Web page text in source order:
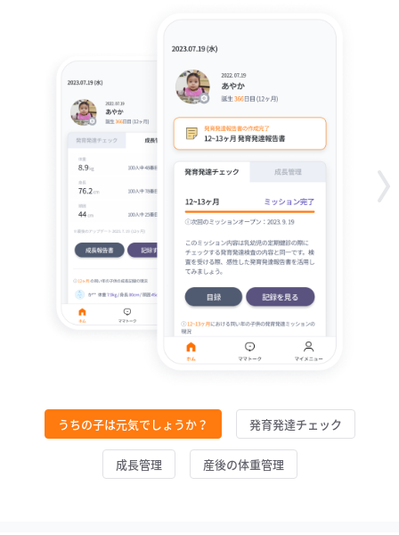
うちの子は元気でしょうか？ 発育発達チェック
成長管理 産後の体重管理